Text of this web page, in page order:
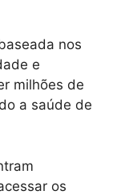
nos
e
milhões de
a saúde de
os